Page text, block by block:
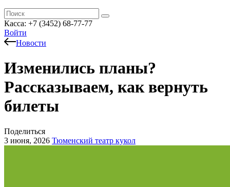
Касса: +7 (3452) 68-77-77
Войти
Новости
Изменились планы?
Рассказываем, как вернуть
билеты
Поделиться
3 июня, 2026 Тюменский театр кукол